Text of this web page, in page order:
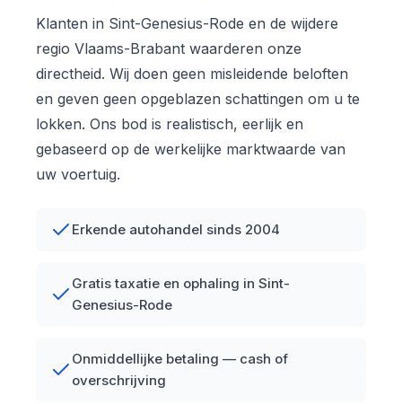
Klanten in Sint-Genesius-Rode en de wijdere
regio Vlaams-Brabant waarderen onze
directheid. Wij doen geen misleidende beloften
en geven geen opgeblazen schattingen om u te
lokken. Ons bod is realistisch, eerlijk en
gebaseerd op de werkelijke marktwaarde van
uw voertuig.
Erkende autohandel sinds 2004
Gratis taxatie en ophaling in Sint-
Genesius-Rode
Onmiddellijke betaling — cash of
overschrijving